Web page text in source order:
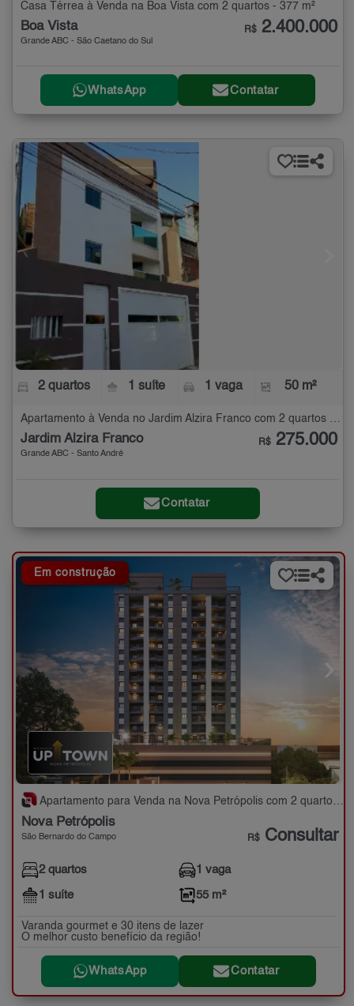
Casa Térrea à Venda na Boa Vista com 2 quartos - 377 m²
Boa Vista
Grande ABC - São Caetano do Sul
R$ 2.400.000
WhatsApp Contatar
2 quartos 1 suíte 1 vaga 50 m²
Apartamento à Venda no Jardim Alzira Franco com 2 quartos - 50 m²
Jardim Alzira Franco
Grande ABC - Santo André
R$ 275.000
Contatar
Em construção
Apartamento para Venda na Nova Petrópolis com 2 quartos - 55 m²
Nova Petrópolis
São Bernardo do Campo R$ Consultar
2 quartos
1 suíte
1 vaga
55 m²
Varanda gourmet e 30 itens de lazer
O melhor custo benefício da região!
WhatsApp Contatar